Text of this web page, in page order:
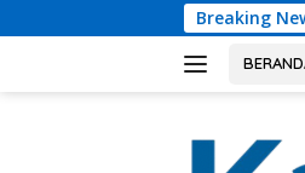
ke
Breaking
Bupati